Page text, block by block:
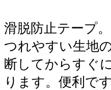
滑脱防止テープ
つれやすい生地
断してからすぐ
ります。便利で